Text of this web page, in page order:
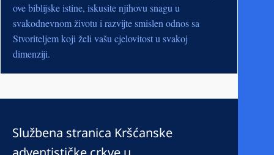
ove biblijske istine, iskusite njihovu snagu u
svakodnevnom životu i razvijte smislen odnos sa
Stvoriteljem koji želi vašu cjelovitost u svakoj
dimenziji.
Službena stranica Kršćanske